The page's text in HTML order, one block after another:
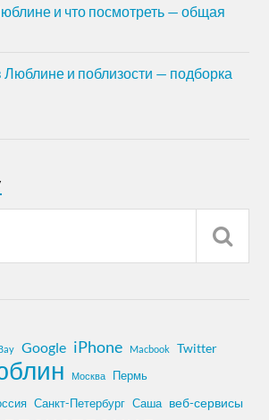
и что посмотреть — общая
Люблине и поблизости — подборка
Google iPhone Macbook Twitter
Москва Пермь
Санкт-Петербург Саша веб-сервисы